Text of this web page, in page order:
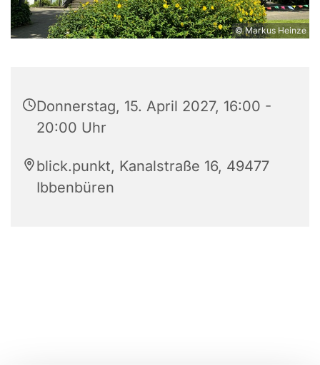
© Markus Heinze
Donnerstag, 15. April 2027, 16:00 -
20:00 Uhr
blick.punkt, Kanalstraße 16, 49477
Ibbenbüren